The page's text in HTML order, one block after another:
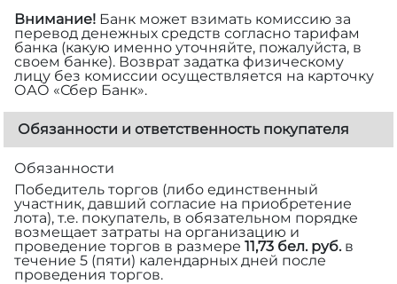
Внимание! Банк может взимать комиссию за
перевод денежных средств согласно тарифам
банка (какую именно уточняйте, пожалуйста, в
своем банке). Возврат задатка физическому
лицу без комиссии осуществляется на карточку
ОАО «Сбер Банк».
Обязанности и ответственность покупателя
Обязанности
Победитель торгов (либо единственный
участник, давший согласие на приобретение
лота), т.е. покупатель, в обязательном порядке
возмещает затраты на организацию и
проведение торгов в размере 11,73 бел. руб.в
течение 5 (пяти) календарных дней после
проведения торгов.